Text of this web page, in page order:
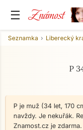
☰ Známost
Seznamka Liberecký
P
P je muž (34 let, 170
navždy. Je nekuřák.
Znamost.cz je zdarma.